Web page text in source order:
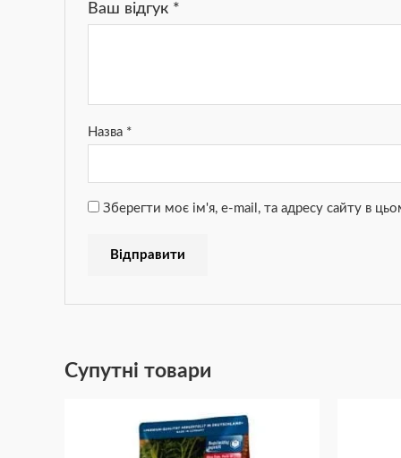
Ваш відгук *
Назва *
Зберегти моє ім'я, e-mail, та адресу сайту в
Супутні товари